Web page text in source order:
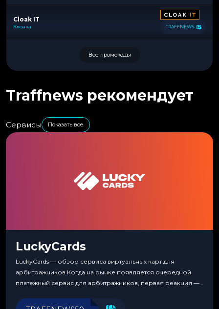
Cloak IT
Клоака TRAFFNEWS
Все промокоды
Traffnews рекомендует
Сервисы Показать все
LuckyCards
LuckyCards — обзор сервиса виртуальных карт для
арбитражников Когда на рынке появляется очередной
платежный сервис для арбитражников, первая реакция —
перестаешь воспринимать всерьез любой новый продукт,